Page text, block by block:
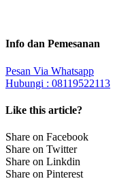
Info dan Pemesanan
Pesan Via Whatsapp
Hubungi : 08119522113
Like this article?
Share on Facebook
Share on Twitter
Share on Linkdin
Share on Pinterest